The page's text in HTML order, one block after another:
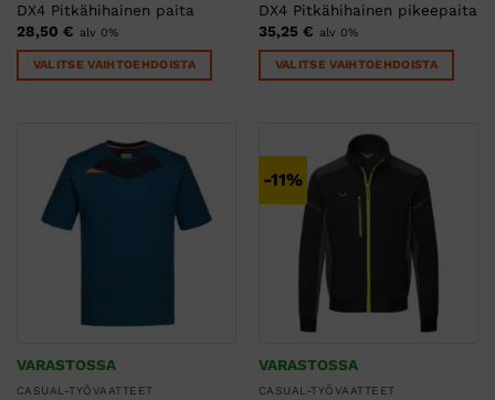
DX4 Pitkähihainen paita
28,50 € alv 0%
VALITSE VAIHTOEHDOISTA
useampi
muunnelma.
tehdä
DX4 Pitkähihainen pikeepaita
35,25 € alv 0%
VALITSE VAIHTOEHDOISTA
useampi
muunnelma.
Voit
valinnat
VARASTOSSA
CASUAL-TYÖVAATTEET
-11%
VARASTOSSA
CASUAL-TYÖVAATTEET